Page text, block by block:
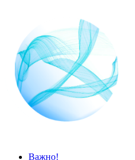
Просто блог
Мир удивительней, чем кажется
Важно!